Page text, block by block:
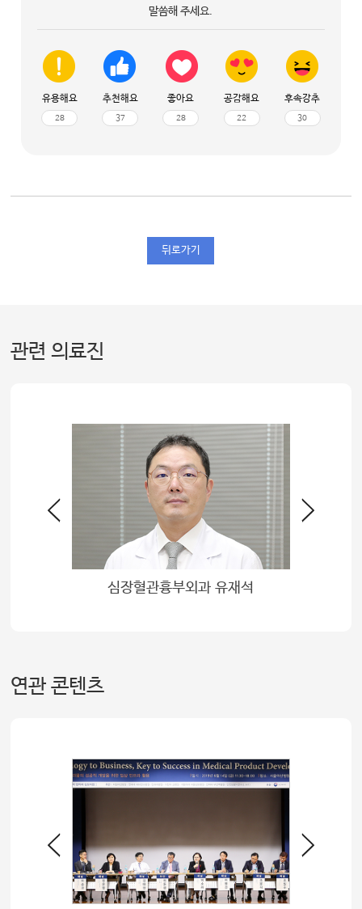
말씀해 주세요.
유용해요
28
추천해요
37
좋아요
28
공감해요
22
후속강추
30
뒤로가기
관련 의료진
심장혈관흉부외과 유재석
연관 콘텐츠